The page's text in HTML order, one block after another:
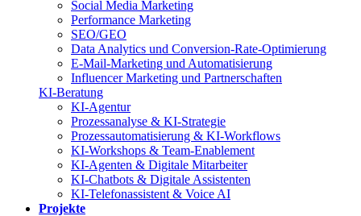
Social Media Marketing
Performance Marketing
SEO/GEO
Data Analytics und Conversion-Rate-Optimierung
E-Mail-Marketing und Automatisierung
Influencer Marketing und Partnerschaften
KI-Beratung
KI-Agentur
Prozessanalyse & KI-Strategie
Prozessautomatisierung & KI-Workflows
KI-Workshops & Team-Enablement
KI-Agenten & Digitale Mitarbeiter
KI-Chatbots & Digitale Assistenten
KI-Telefonassistent & Voice AI
Projekte